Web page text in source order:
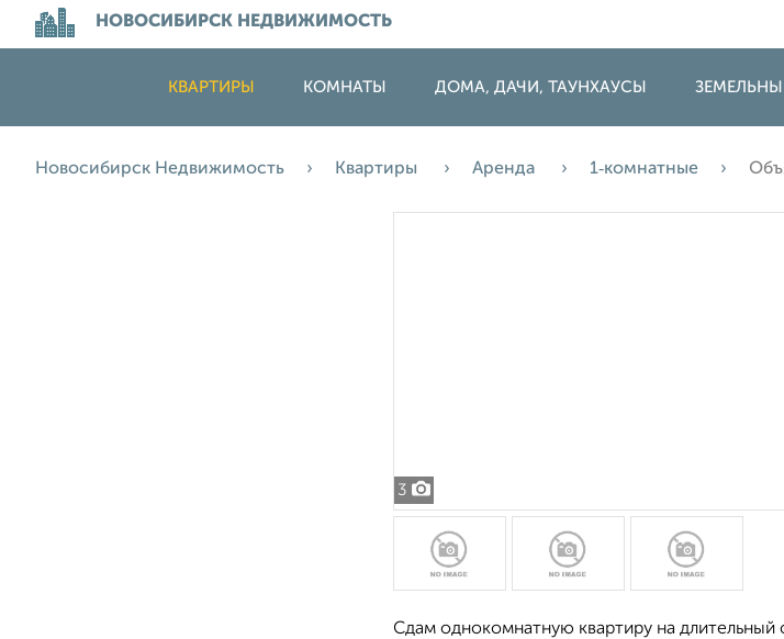
НОВОСИБИРСК НЕДВИЖИМОСТЬ
КВАРТИРЫ КОМНАТЫ ДОМА, ДАЧИ, ТАУНХАУСЫ
Новосибирск Недвижимость Квартиры Аренда 1‑комнатные
3
Сдам однокомнатную квартиру на